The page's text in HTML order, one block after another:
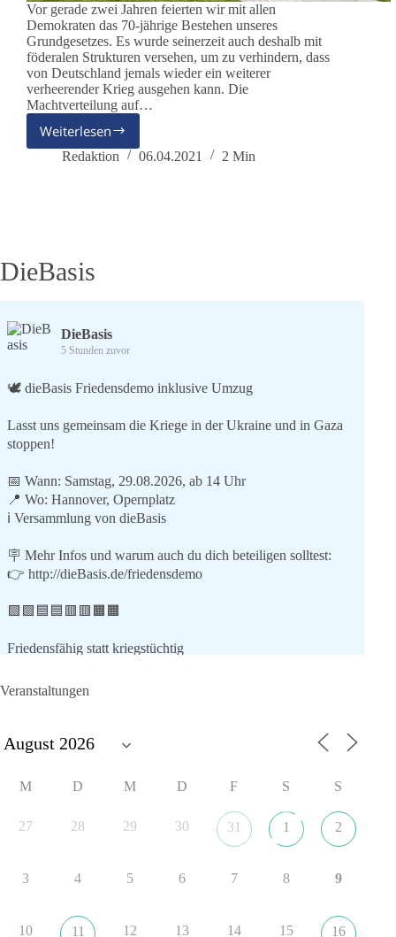
Vor gerade zwei Jahren feierten wir mit allen
Demokraten das 70-jährige Bestehen unseres
Grundgesetzes. Es wurde seinerzeit auch deshalb mit
föderalen Strukturen versehen, um zu verhindern, dass
von Deutschland jemals wieder ein weiterer
verheerender Krieg ausgehen kann. Die
Machtverteilung auf…
Weiterlesen
Die
Absage
Wert
des
Redaktion 06.04.2021 2 Min
DieBasis
DieBasis
5 Stunden zuvor
🕊 dieBasis Friedensdemo inklusive Umzug
Lasst uns gemeinsam die Kriege in der Ukraine und in Gaza
stoppen!
📅 Wann: Samstag, 29.08.2026, ab 14 Uhr
📍 Wo: Hannover, Opernplatz
ℹ️ Versammlung von dieBasis
🪧 Mehr Infos und warum auch du dich beteiligen solltest:
👉 http://dieBasis.de/friedensdemo
🟩🟩🟦🟦🟥🟥🟧🟧
Friedensfähig statt kriegstüchtig
Wir stehen für
zumindest in Kriegsgebiete
⚠️ Aufruf zum sofortigen Waffenstillstand bzw. zu
⚠️ Einhaltung von Völkerrecht und UN-Charta
✅ Michael Aggiliedis (AG Frieden der Partei dieBasis)
Veranstaltungen
M D M D F S S
27 28 29 30 31 1 2
3 4 5 6 7 8 9
10 11 12 13 14 15 16